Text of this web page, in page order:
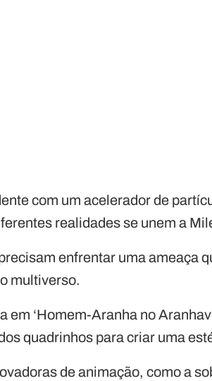
com um acelerador de
realidades se unem a
enfrentar uma ameaça
multiverso.
em ‘Homem-Aranha no
quadrinhos para criar uma
de animação, como a